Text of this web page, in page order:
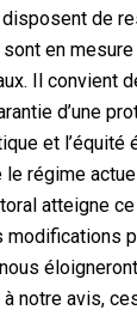
de
en mesure
Il convient
d’une
et l’équité
le régime
atteigne
modifications
notre avis,